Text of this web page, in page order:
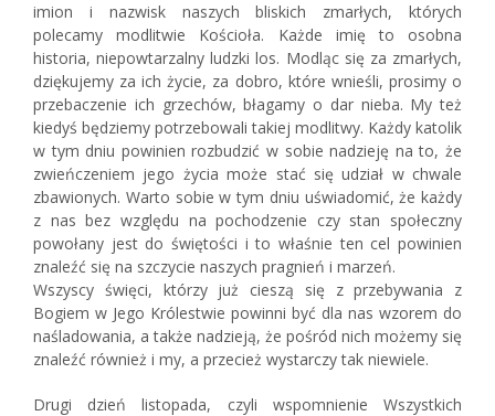
imion i nazwisk naszych bliskich zmarłych, których
polecamy modlitwie Kościoła. Każde imię to osobna
historia, niepowtarzalny ludzki los. Modląc się za zmarłych,
dziękujemy za ich życie, za dobro, które wnieśli, prosimy o
przebaczenie ich grzechów, błagamy o dar nieba. My też
kiedyś będziemy potrzebowali takiej modlitwy. Każdy katolik
w tym dniu powinien rozbudzić w sobie nadzieję na to, że
zwieńczeniem jego życia może stać się udział w chwale
zbawionych. Warto sobie w tym dniu uświadomić, że każdy
z nas bez względu na pochodzenie czy stan społeczny
powołany jest do świętości i to właśnie ten cel powinien
znaleźć się na szczycie naszych pragnień i marzeń.
Wszyscy święci, którzy już cieszą się z przebywania z
Bogiem w Jego Królestwie powinni być dla nas wzorem do
naśladowania, a także nadzieją, że pośród nich możemy się
znaleźć również i my, a przecież wystarczy tak niewiele.
Drugi dzień listopada, czyli wspomnienie Wszystkich